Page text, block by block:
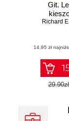
Git.
Richard
(14,95 zł
29.90zł